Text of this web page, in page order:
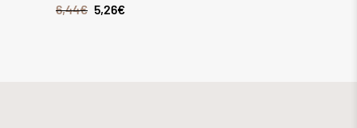
6,44€ 5,26€